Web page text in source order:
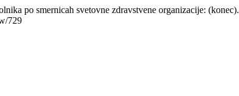
po smernicah svetovne zdravstvene organizacije: (konec).
729